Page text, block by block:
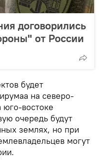
договорились
от России
будет
на северо-
юго-востоке
очередь будут
землях, но при
могут